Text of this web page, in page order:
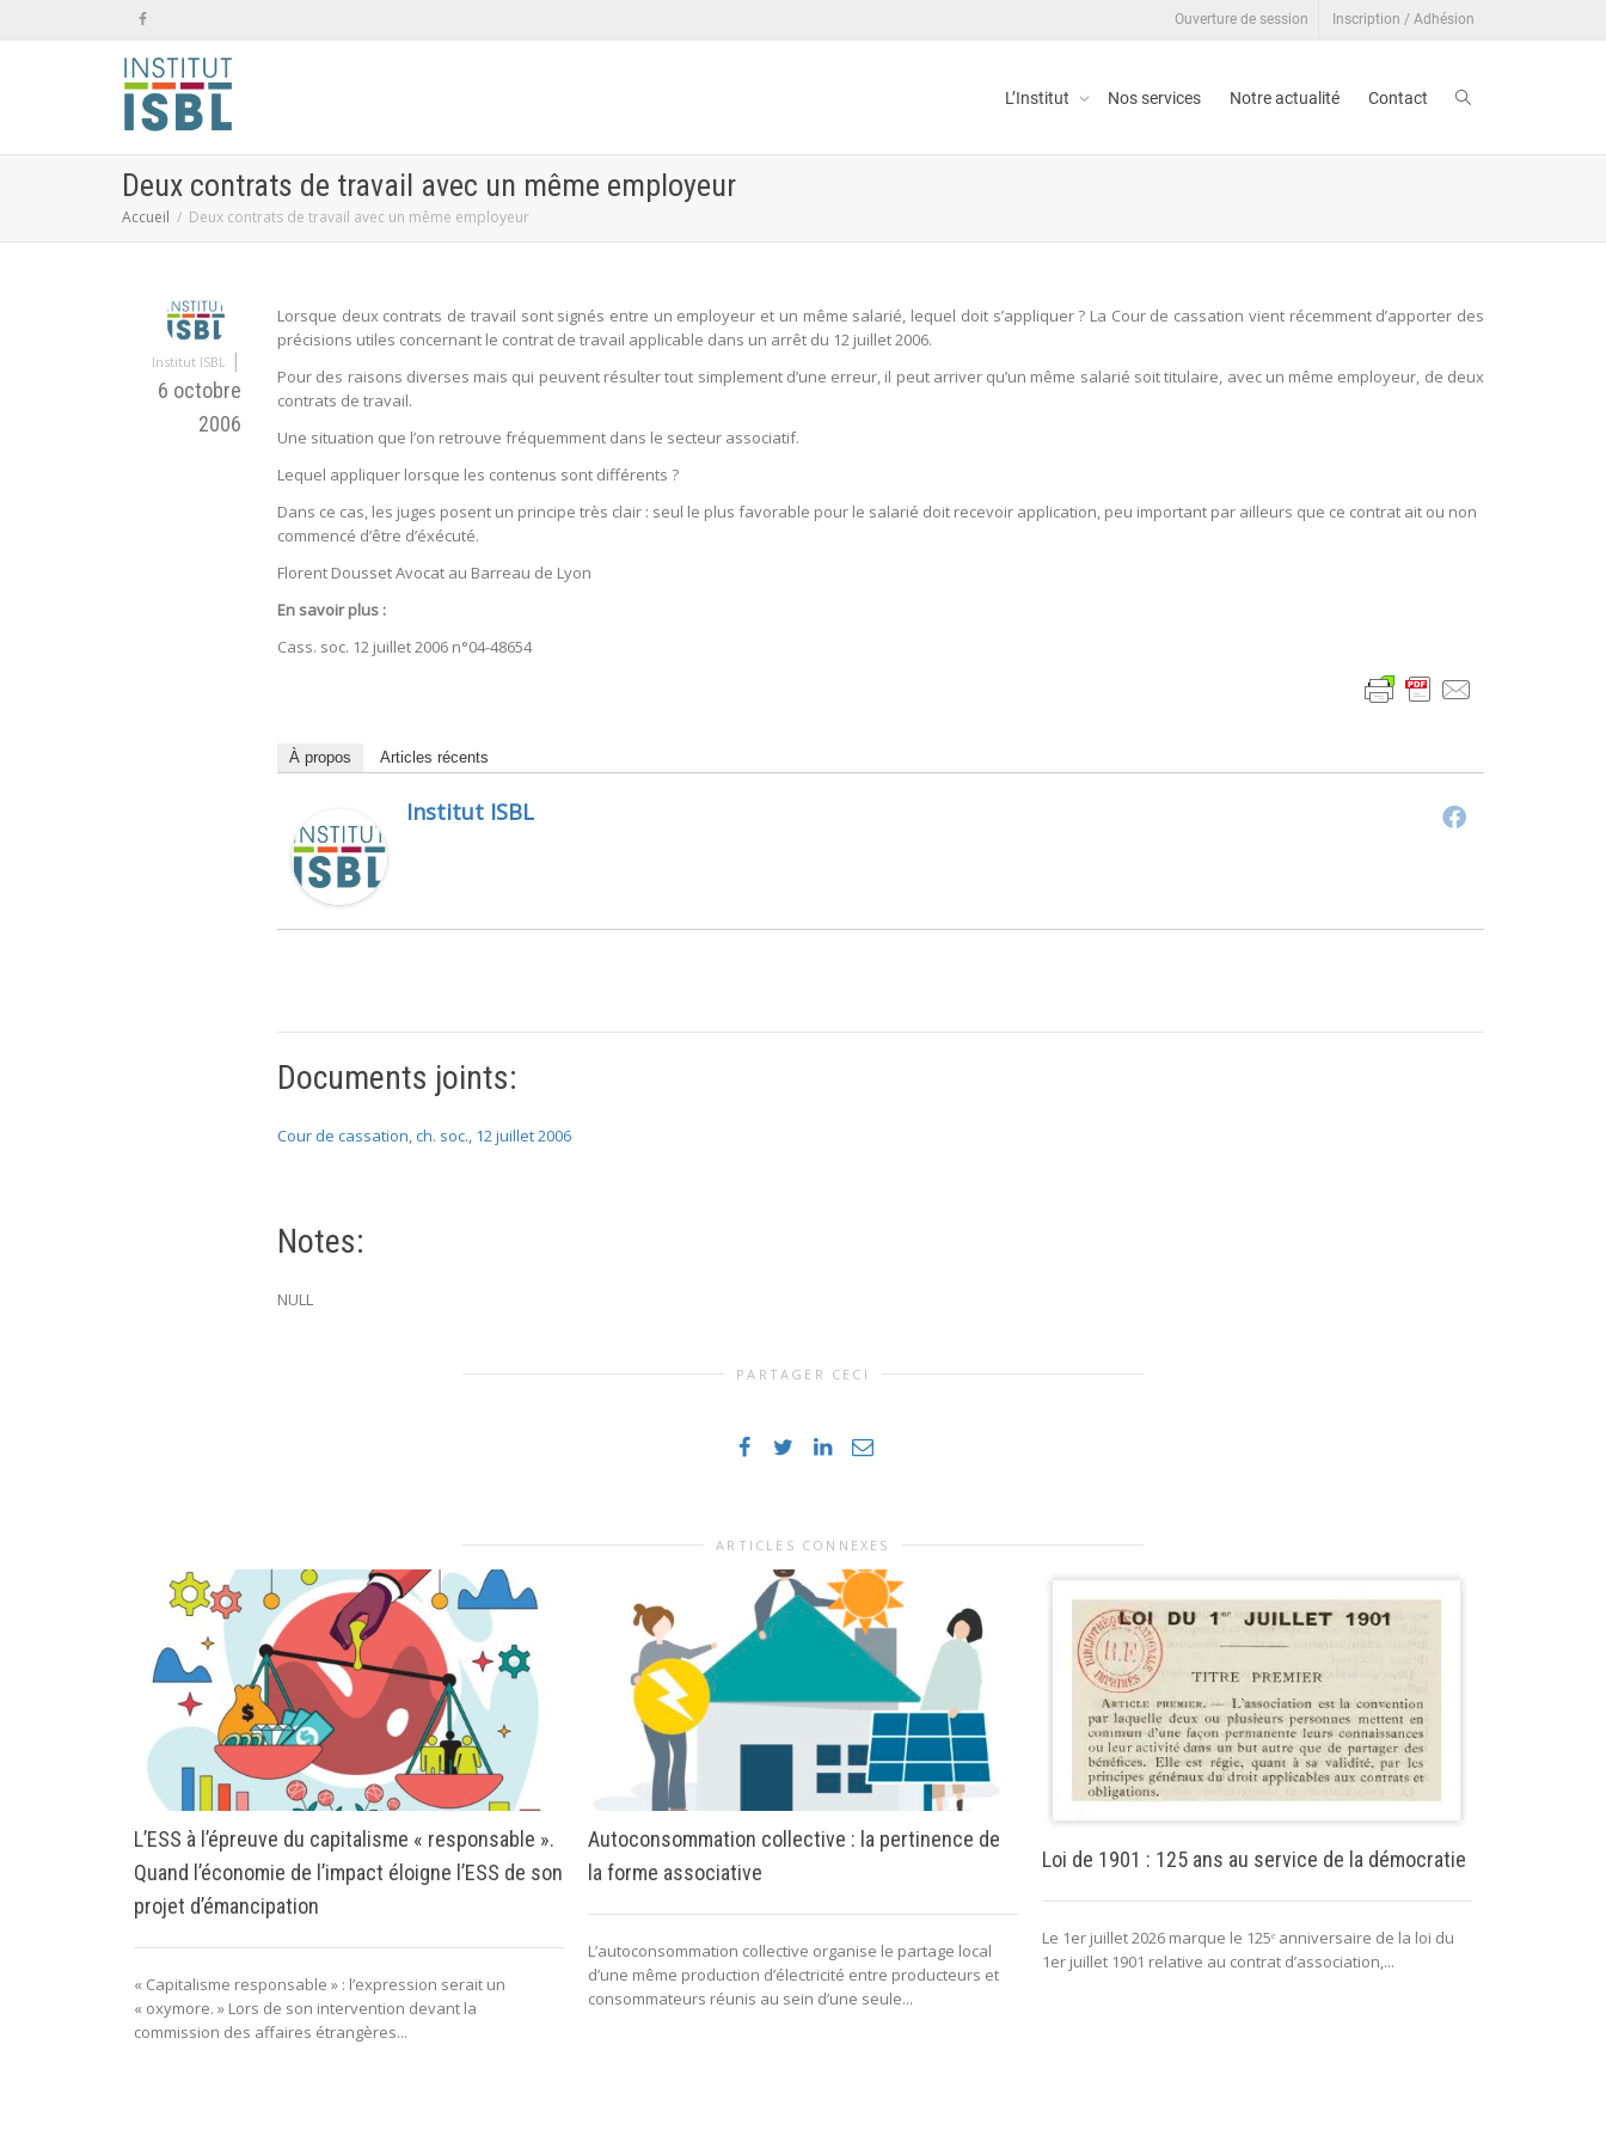
Ouverture de session Inscription / Adhésion
L’Institut Nos services Notre actualité Contact
Deux contrats de travail avec un même employeur
Accueil Deux contrats de travail avec un même employeur
Institut ISBL |
6 octobre
2006
Lorsque deux contrats de travail sont signés entre un employeur et un même salarié, lequel doit s’appliquer ? La Cour de cassation vient récemment d’apporter des
précisions utiles concernant le contrat de travail applicable dans un arrêt du 12 juillet 2006.
Pour des raisons diverses mais qui peuvent résulter tout simplement d’une erreur, il peut arriver qu’un même salarié soit titulaire, avec un même employeur, de deux
contrats de travail.
Une situation que l’on retrouve fréquemment dans le secteur associatif.
Lequel appliquer lorsque les contenus sont différents ?
Dans ce cas, les juges posent un principe très clair : seul le plus favorable pour le salarié doit recevoir application, peu important par ailleurs que ce contrat ait ou non
commencé d’être d’éxécuté.
Florent Dousset Avocat au Barreau de Lyon
En savoir plus :
Cass. soc. 12 juillet 2006 n°04-48654
À propos Articles récents
Institut ISBL
Documents joints:
Cour de cassation, ch. soc., 12 juillet 2006
Notes:
NULL
PARTAGER CECI
ARTICLES CONNEXES
L’ESS à l’épreuve du capitalisme « responsable ».
Quand l’économie de l’impact éloigne l’ESS de son
projet d’émancipation
« Capitalisme responsable » : l’expression serait un
« oxymore. » Lors de son intervention devant la
commission des affaires étrangères...
Autoconsommation collective : la pertinence de
la forme associative
L’autoconsommation collective organise le partage local
d’une même production d’électricité entre producteurs et
consommateurs réunis au sein d’une seule...
Loi de 1901 : 125 ans au service de la démocratie
Le 1er juillet 2026 marque le 125ᵉ anniversaire de la loi du
1er juillet 1901 relative au contrat d’association,...